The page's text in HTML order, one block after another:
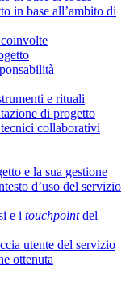
in base all’ambito di
e rituali
di progetto
collaborativi
e la sua gestione
d’uso del servizio
e i touchpointdel
utente del servizio
ottenuta